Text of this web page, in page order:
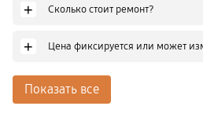
+ Сколько стоит ремонт?
+ Цена фиксируется или может
Показать все